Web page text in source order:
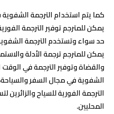
كما يتم استخدام الترجمة
يمكن للمترجم توفير الترجمة
حد سواء وتستخدم الترجمة
يمكن للمترجم ترجمة الأدلة
والقضاة وتوفير الترجمة في الوقت
الشفوية في مجال السفر
الترجمة الفورية للسياح
المحليين.